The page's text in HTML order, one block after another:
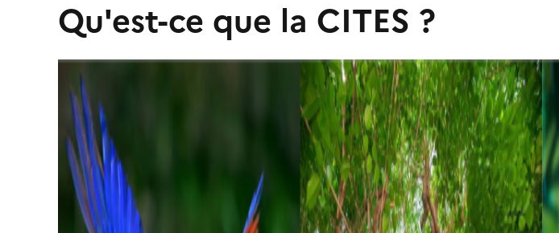
Qu'est-ce que la CITES ?